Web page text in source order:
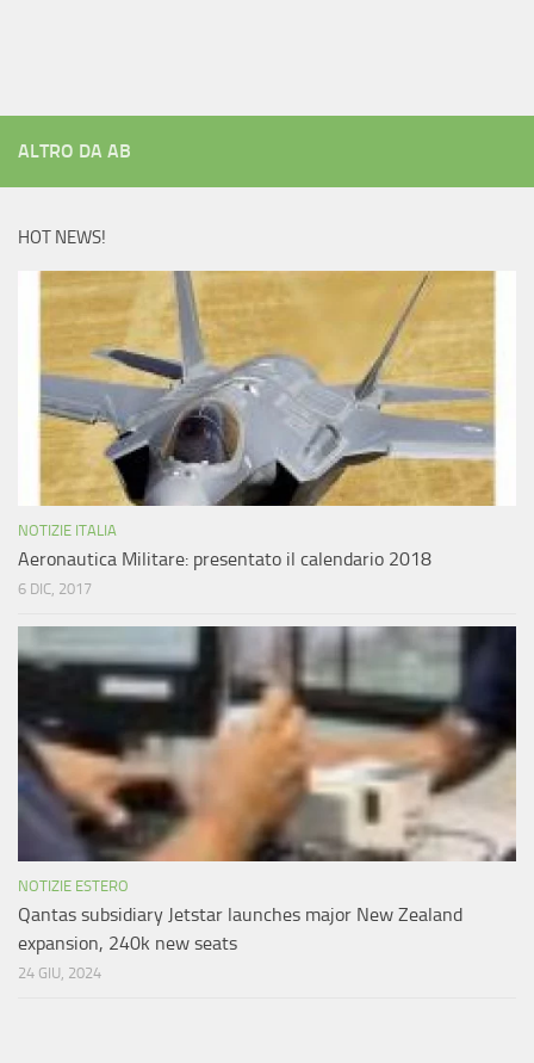
ALTRO DA AB
HOT NEWS!
NOTIZIE ITALIA
Aeronautica Militare: presentato il calendario 2018
6 DIC, 2017
NOTIZIE ESTERO
Qantas subsidiary Jetstar launches major New Zealand
expansion, 240k new seats
24 GIU, 2024